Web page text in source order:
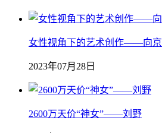
女性视角下的艺术创作——向京
2023年07月28日
2600万天价“神女”——刘野